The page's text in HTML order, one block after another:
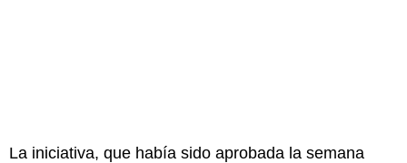
La iniciativa, que había sido aprobada la semana